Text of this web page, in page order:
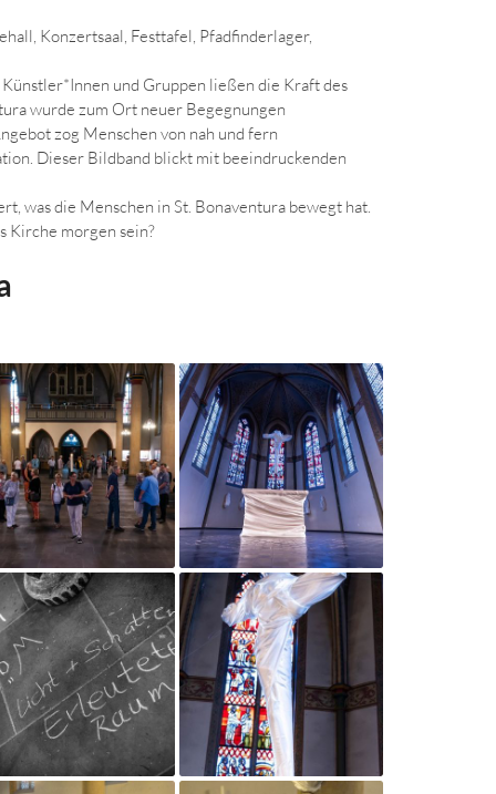
Konzertsaal, Festtafel, Pfadfinderlager,
und Gruppen ließen die Kraft des
wurde zum Ort neuer Begegnungen
zog Menschen von nah und fern
Dieser Bildband blickt mit beeindruckenden
was die Menschen in St. Bonaventura bewegt hat.
Kirche morgen sein?